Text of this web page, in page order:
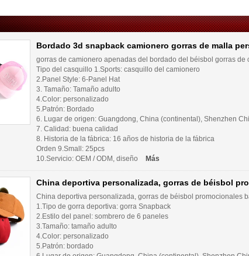
Bordado 3d snapback camionero gorras de malla
gorras de camionero apenadas del bordado del béisbol gorras de
Tipo del casquillo 1.Sports: casquillo del camionero
2.Panel Style: 6-Panel Hat
3. Tamaño: Tamaño adulto
4.Color: personalizado
5.Patrón: Bordado
6. Lugar de origen: Guangdong, China (continental), Shenzhen
7. Calidad: buena calidad
8. Historia de la fábrica: 16 años de historia de la fábrica
Orden 9.Small: 25pcs
10.Servicio: OEM / ODM, diseño
Más
China deportiva personalizada, gorras de béisbol
China deportiva personalizada, gorras de béisbol promocionales
1.Tipo de gorra deportiva: gorra Snapback
2.Estilo del panel: sombrero de 6 paneles
3.Tamaño: tamaño adulto
4.Color: personalizado
5.Patrón: bordado